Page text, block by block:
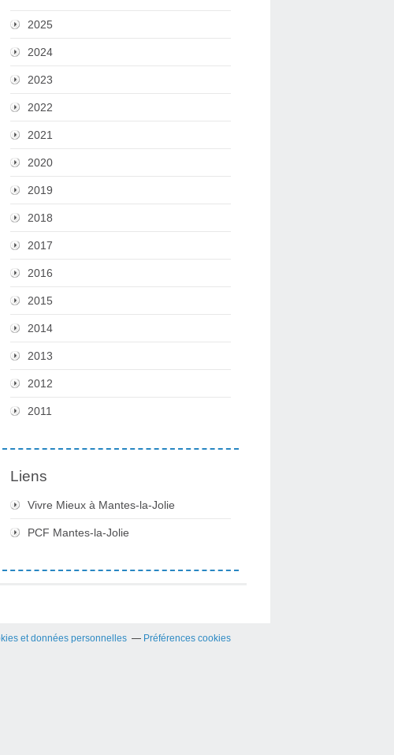
2025
2024
2023
2022
2021
2020
2019
2018
2017
2016
2015
2014
2013
2012
2011
Liens
Vivre Mieux à Mantes-la-Jolie
PCF Mantes-la-Jolie
et données personnelles Préférences cookies